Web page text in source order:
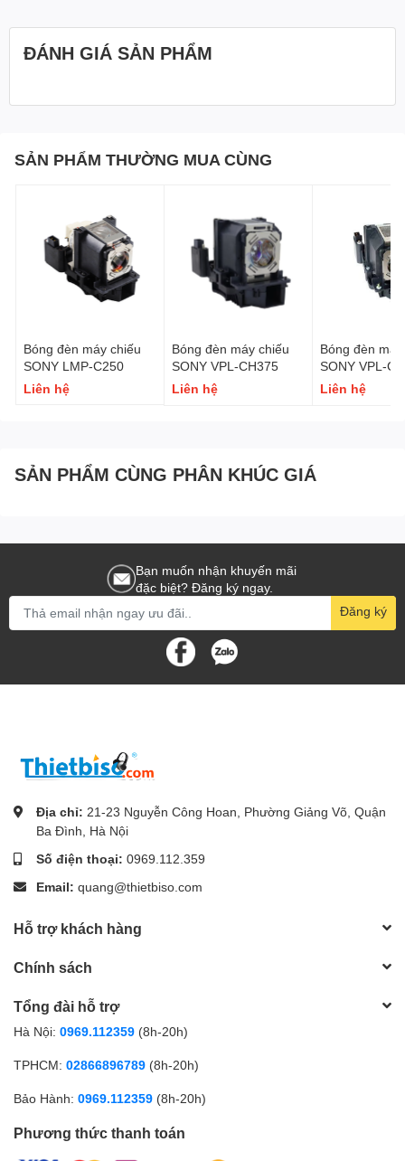
ĐÁNH GIÁ SẢN PHẨM
SẢN PHẨM THƯỜNG MUA CÙNG
Bóng đèn máy chiếu
SONY LMP-C250
Liên hệ
Bóng đèn máy chiếu
SONY VPL-CH375
Liên hệ
Bóng đèn
SONY VPL-
Liên hệ
SẢN PHẨM CÙNG PHÂN KHÚC GIÁ
Bạn muốn nhận khuyến mãi
đặc biệt? Đăng ký ngay.
Đăng ký
Địa chỉ: 21-23 Nguyễn Công Hoan, Phường Giảng Võ, Quận
Ba Đình, Hà Nội
Số điện thoại: 0969.112.359
Email: quang@thietbiso.com
Hỗ trợ khách hàng
Chính sách
Tổng đài hỗ trợ
Hà Nội: 0969.112359 (8h-20h)
TPHCM: 02866896789 (8h-20h)
Bảo Hành: 0969.112359 (8h-20h)
Phương thức thanh toán